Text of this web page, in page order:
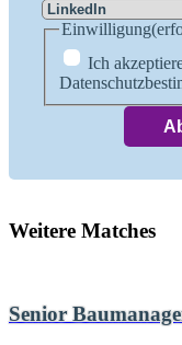
Einwilligung
Ich
Weitere Matches
Senior